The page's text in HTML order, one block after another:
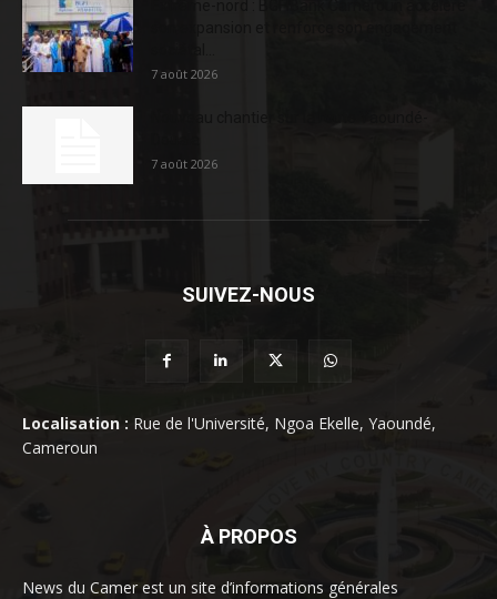
7 août 2026
7 août 2026
SUIVEZ-NOUS
Localisation : Rue de l'Université, Ngoa Ekelle, Yaoundé,
Cameroun
À PROPOS
News du Camer est un site d’informations générales